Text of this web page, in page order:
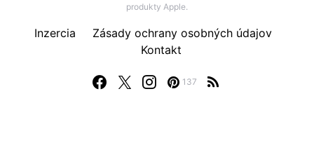
produkty Apple.
137
Inzercia
Zásady ochrany osobných údajov
Kontakt